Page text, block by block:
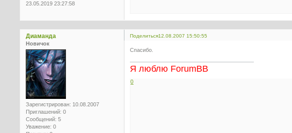
23.05.2019 23:27:58
Поделиться12.08.2007 15:50:55
Диаманда
Новичок
Зарегистрирован: 10.08.2007
Приглашений: 0
Сообщений: 5
Уважение: 0
Спасибо.
Я люблю ForumBB
0